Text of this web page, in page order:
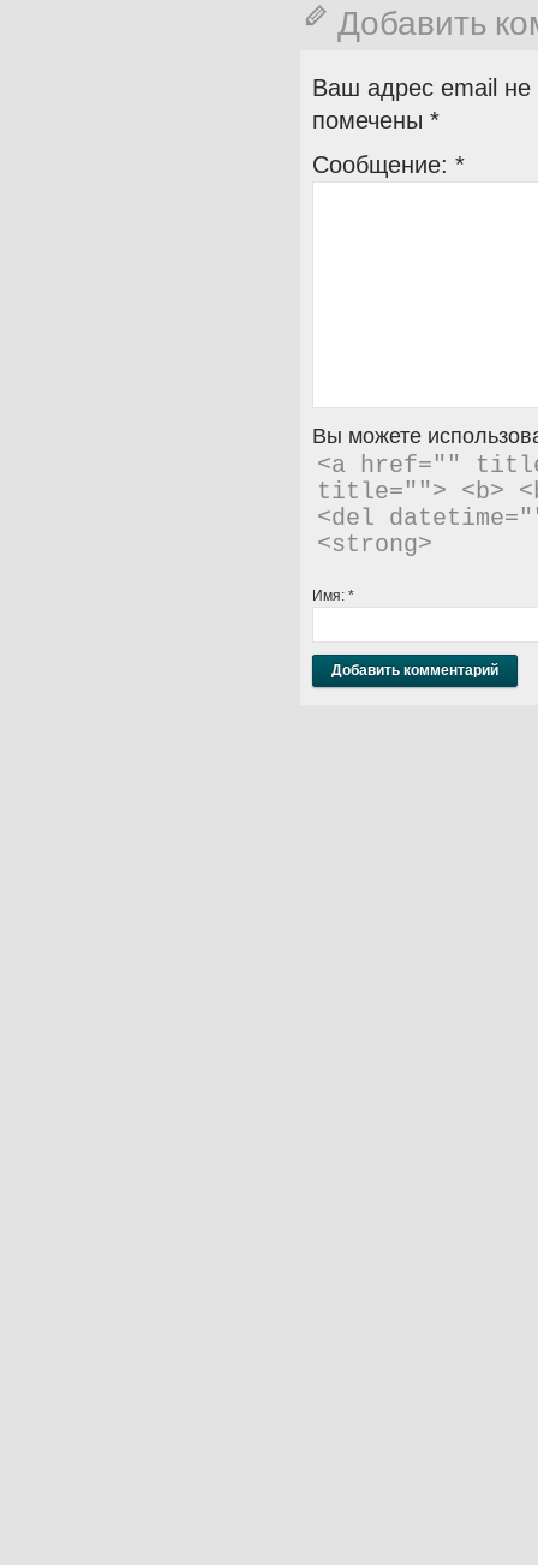
Добавить
Ваш адрес email не
помечены *
Сообщение: *
Вы можете
<a href=""
title=""> <b>
<del
<strong>
Имя: *